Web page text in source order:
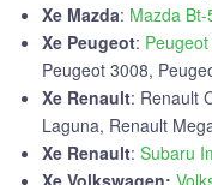
Xe Mazda: Mazda Bt-
Xe Peugeot:
Peugeot 3008,
Xe Renault: Renault
Laguna, Renault
Xe Renault: Subaru
Xe Volkswagen: